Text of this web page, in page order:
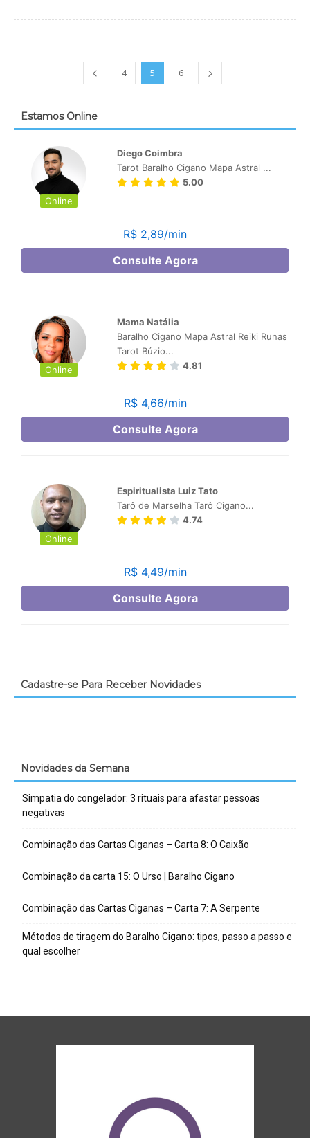
4 5 6
Estamos Online
Cadastre-se Para Receber Novidades
Novidades da Semana
Simpatia do congelador: 3 rituais para afastar pessoas
negativas
Combinação das Cartas Ciganas – Carta 8: O Caixão
Combinação da carta 15: O Urso | Baralho Cigano
Combinação das Cartas Ciganas – Carta 7: A Serpente
Métodos de tiragem do Baralho Cigano: tipos, passo a passo e
qual escolher